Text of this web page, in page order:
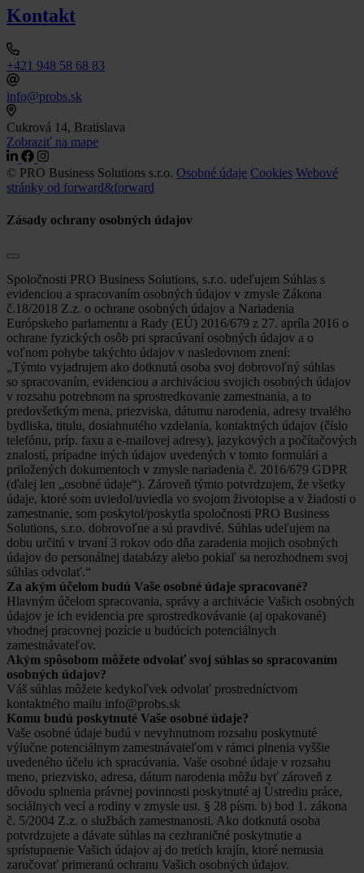
Kontakt
+421 948 58 68 83
info@probs.sk
Cukrová 14, Bratislava
Zobraziť na mape
© PRO Business Solutions s.r.o. Osobné údaje Cookies Webové
stránky od forward&forward
Zásady ochrany osobných údajov
Spoločnosti PRO Business Solutions, s.r.o. udeľujem Súhlas s
evidenciou a spracovaním osobných údajov v zmysle Zákona
č.18/2018 Z.z. o ochrane osobných údajov a Nariadenia
Európskeho parlamentu a Rady (EÚ) 2016/679 z 27. apríla 2016 o
ochrane fyzických osôb pri spracúvaní osobných údajov a o
voľnom pohybe takýchto údajov v nasledovnom znení:
„Týmto vyjadrujem ako dotknutá osoba svoj dobrovoľný súhlas
so spracovaním, evidenciou a archiváciou svojich osobných údajov
v rozsahu potrebnom na sprostredkovanie zamestnania, a to
predovšetkým mena, priezviska, dátumu narodenia, adresy trvalého
bydliska, titulu, dosiahnutého vzdelania, kontaktných údajov (číslo
telefónu, príp. faxu a e-mailovej adresy), jazykových a počítačových
znalostí, prípadne iných údajov uvedených v tomto formulári a
priložených dokumentoch v zmysle nariadenia č. 2016/679 GDPR
(ďalej len „osobné údaje“). Zároveň týmto potvrdzujem, že všetky
údaje, ktoré som uviedol/uviedla vo svojom životopise a v žiadosti o
zamestnanie, som poskytol/poskytla spoločnosti PRO Business
Solutions, s.r.o. dobrovoľne a sú pravdivé. Súhlas udeľujem na
dobu určitú v trvaní 3 rokov odo dňa zaradenia mojich osobných
údajov do personálnej databázy alebo pokiaľ sa nerozhodnem svoj
súhlas odvolať.“
Za akým účelom budú Vaše osobné údaje spracované?
Hlavným účelom spracovania, správy a archivácie Vašich osobných
údajov je ich evidencia pre sprostredkovávanie (aj opakované)
vhodnej pracovnej pozície u budúcich potenciálnych
zamestnávateľov.
Akým spôsobom môžete odvolať svoj súhlas so spracovaním
osobných údajov?
Váš súhlas môžete kedykoľvek odvolať prostredníctvom
kontaktného mailu info@probs.sk
Komu budú poskytnuté Vaše osobné údaje?
Vaše osobné údaje budú v nevyhnutnom rozsahu poskytnuté
výlučne potenciálnym zamestnávateľom v rámci plnenia vyššie
uvedeného účelu ich spracúvania. Vaše osobné údaje v rozsahu
meno, priezvisko, adresa, dátum narodenia môžu byť zároveň z
dôvodu splnenia právnej povinnosti poskytnuté aj Ústrediu práce,
sociálnych vecí a rodiny v zmysle ust. § 28 písm. b) bod 1. zákona
č. 5/2004 Z.z. o službách zamestnanosti. Ako dotknutá osoba
potvrdzujete a dávate súhlas na cezhraničné poskytnutie a
sprístupnenie Vašich údajov aj do tretích krajín, ktoré nemusia
zaručovať primeranú ochranu Vašich osobných údajov.